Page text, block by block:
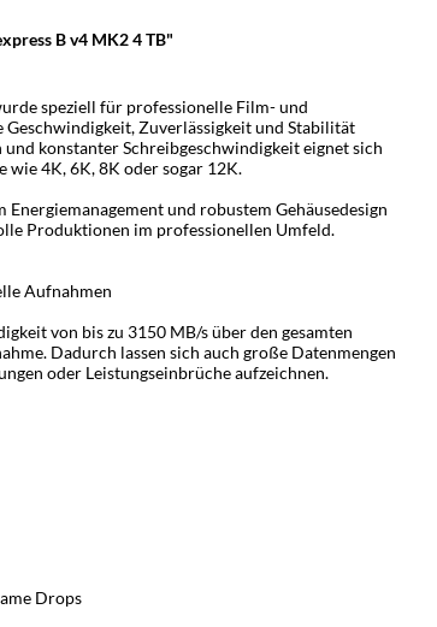
B v4 MK2 4 TB"
speziell für professionelle Film- und
Zuverlässigkeit und Stabilität
konstanter Schreibgeschwindigkeit eignet sich
4K, 6K, 8K oder sogar 12K.
und robustem Gehäusedesign
Produktionen im professionellen Umfeld.
Aufnahmen
von bis zu 3150 MB/s über den gesamten
Dadurch lassen sich auch große Datenmengen
oder Leistungseinbrüche aufzeichnen.
Drops